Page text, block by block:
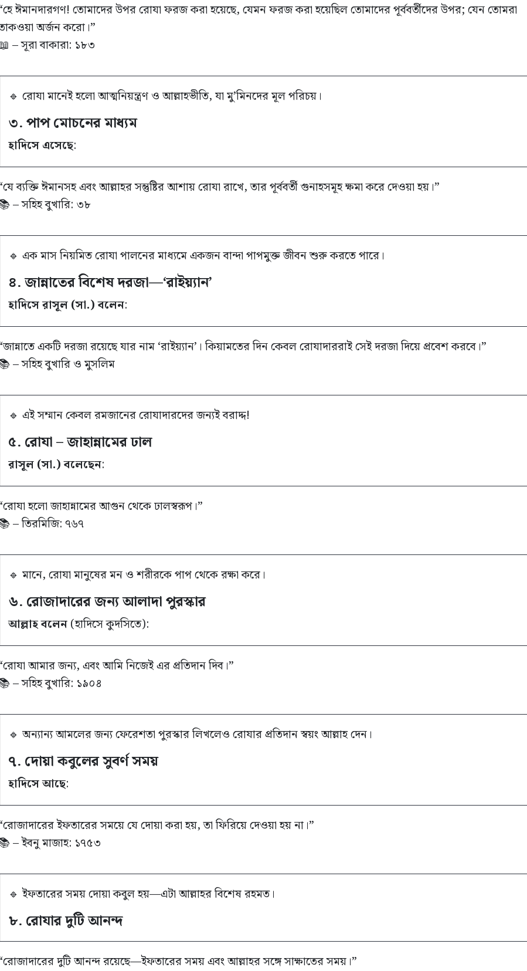
ঈমানদারগণ! তোমাদের উপর রোযা ফরজ করা হয়েছে, যেমন ফরজ করা হয়েছিল তোমাদের পূর্ববর্তীদের উপর; যেন তোমরা
অর্জন করো।”
– সূরা বাকারা: ১৮৩
🔹 রোযা মানেই হলো আত্মনিয়ন্ত্রণ ও আল্লাহভীতি, যা মু’মিনদের মূল পরিচয়।
৩. পাপ মোচনের মাধ্যম
হাদিসে এসেছে:
ব্যক্তি ঈমানসহ এবং আল্লাহর সন্তুষ্টির আশায় রোযা রাখে, তার পূর্ববর্তী গুনাহসমূহ ক্ষমা করে দেওয়া হয়।”
– সহিহ বুখারি: ৩৮
🔹 এক মাস নিয়মিত রোযা পালনের মাধ্যমে একজন বান্দা পাপমুক্ত জীবন শুরু করতে পারে।
৪. জান্নাতের বিশেষ দরজা—‘রাইয়্যান’
হাদিসে রাসূল (সা.) বলেন:
একটি দরজা রয়েছে যার নাম ‘রাইয়্যান’। কিয়ামতের দিন কেবল রোযাদাররাই সেই দরজা দিয়ে প্রবেশ করবে।”
– সহিহ বুখারি ও মুসলিম
🔹 এই সম্মান কেবল রমজানের রোযাদারদের জন্যই বরাদ্দ!
৫. রোযা – জাহান্নামের ঢাল
রাসূল (সা.) বলেছেন:
হলো জাহান্নামের আগুন থেকে ঢালস্বরূপ।”
– তিরমিজি: ৭৬৭
🔹 মানে, রোযা মানুষের মন ও শরীরকে পাপ থেকে রক্ষা করে।
৬. রোজাদারের জন্য আলাদা পুরস্কার
আল্লাহ বলেন(হাদিসে কুদসিতে):
আমার জন্য, এবং আমি নিজেই এর প্রতিদান দিব।”
– সহিহ বুখারি: ১৯০৪
🔹 অন্যান্য আমলের জন্য ফেরেশতা পুরস্কার লিখলেও রোযার প্রতিদান স্বয়ং আল্লাহ দেন।
৭. দোয়া কবুলের সুবর্ণ সময়
হাদিসে আছে:
ইফতারের সময়ে যে দোয়া করা হয়, তা ফিরিয়ে দেওয়া হয় না।”
– ইবনু মাজাহ: ১৭৫৩
🔹 ইফতারের সময় দোয়া কবুল হয়—এটা আল্লাহর বিশেষ রহমত।
৮. রোযার দুটি আনন্দ
দুটি আনন্দ রয়েছে—ইফতারের সময় এবং আল্লাহর সঙ্গে সাক্ষাতের সময়।”